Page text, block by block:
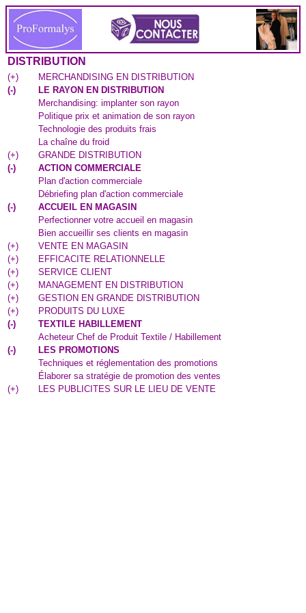
DISTRIBUTION
(+)
MERCHANDISING EN DISTRIBUTION
(-)
LE RAYON EN DISTRIBUTION
Merchandising: implanter son rayon
Politique prix et animation de son rayon
Technologie des produits frais
La chaîne du froid
(+)
GRANDE DISTRIBUTION
(-)
ACTION COMMERCIALE
Plan d'action commerciale
Débriefing plan d'action commerciale
(-)
ACCUEIL EN MAGASIN
Perfectionner votre accueil en magasin
Bien accueillir ses clients en magasin
(+)
VENTE EN MAGASIN
(+)
EFFICACITE RELATIONNELLE
(+)
SERVICE CLIENT
(+)
MANAGEMENT EN DISTRIBUTION
(+)
GESTION EN GRANDE DISTRIBUTION
(+)
PRODUITS DU LUXE
(-)
TEXTILE HABILLEMENT
Acheteur Chef de Produit Textile / Habillement
(-)
LES PROMOTIONS
Techniques et réglementation des promotions
Élaborer sa stratégie de promotion des ventes
(+) LES PUBLICITES SUR LE LIEU DE VENTE